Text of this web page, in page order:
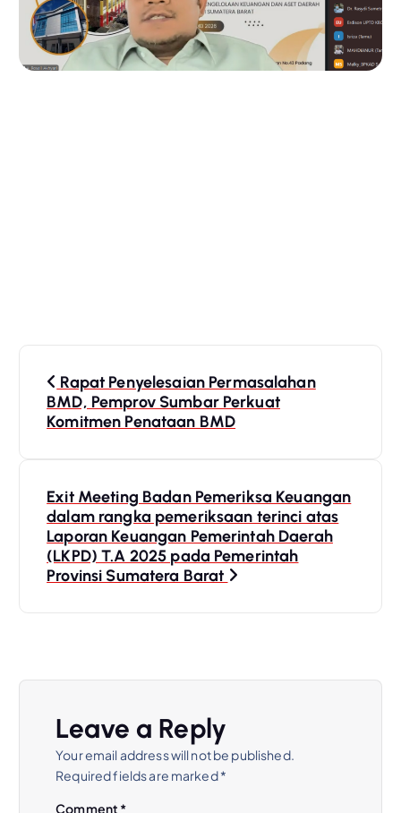
i
Rapat Penyelesaian Permasalahan
BMD, Pemprov Sumbar Perkuat
Komitmen Penataan BMD
Exit Meeting Badan Pemeriksa Keuangan
dalam rangka pemeriksaan terinci atas
Laporan Keuangan Pemerintah Daerah
(LKPD) T.A 2025 pada Pemerintah
Provinsi Sumatera Barat
Leave a Reply
Your email address will not be published.
Required fields are marked*
Comment *